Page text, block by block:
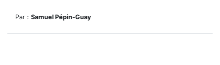
Par : Samuel Pépin-Guay